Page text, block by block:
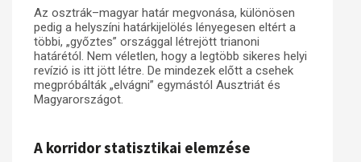
Adatbázis
Emlékművek (feltöltés alatt)
Menekültek
Visszhang
Publikációk
Kapcsolat
Az osztrák–magyar határ megvonása, különösen
pedig a helyszíni határkijelölés lényegesen eltért a
többi, „győztes” országgal létrejött trianoni
határétól. Nem véletlen, hogy a legtöbb sikeres helyi
revízió is itt jött létre. De mindezek előtt a csehek
megpróbálták „elvágni” egymástól Ausztriát és
Magyarországot.
A korridor statisztikai elemzése